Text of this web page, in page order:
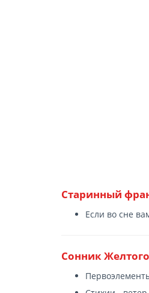
Старинный
Если во сне
Сонник